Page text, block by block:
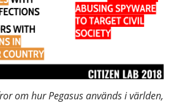
om hur Pegasus används i världen,